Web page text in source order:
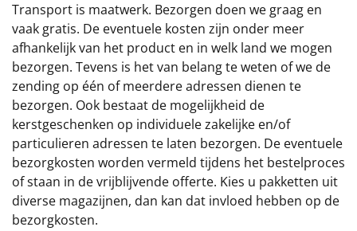
Transport is maatwerk. Bezorgen doen we graag en
vaak gratis. De eventuele kosten zijn onder meer
afhankelijk van het product en in welk land we mogen
bezorgen. Tevens is het van belang te weten of we de
zending op één of meerdere adressen dienen te
bezorgen. Ook bestaat de mogelijkheid de
kerstgeschenken op individuele zakelijke en/of
particulieren adressen te laten bezorgen. De eventuele
bezorgkosten worden vermeld tijdens het bestelproces
of staan in de vrijblijvende offerte. Kies u pakketten uit
diverse magazijnen, dan kan dat invloed hebben op de
bezorgkosten.